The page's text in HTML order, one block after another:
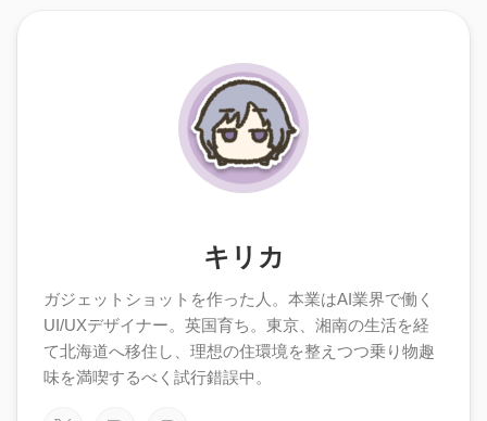
キリカ
ガジェットショットを作った人。本業はAI業界で働く
UI/UXデザイナー。英国育ち。東京、湘南の生活を経
て北海道へ移住し、理想の住環境を整えつつ乗り物趣
味を満喫するべく試行錯誤中。